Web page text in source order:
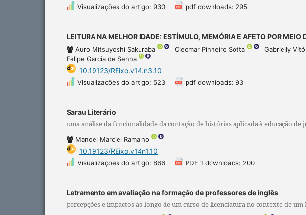
Visualizações do artigo: 930 pdf downloads: 295
LEITURA NA MELHOR IDADE: ESTÍMULO, MEMÓRIA E AFETO POR MEIO
Auro Mitsuyoshi Sakuraba Cleomar Pinheiro Sotta Gabrielly
Felipe Garcia de Senna
10.19123/REixo.v14.n3.10
Visualizações do artigo: 523 pdf downloads: 93
Sarau Literário
uma análise da funcionalidade da contação de histórias aplicada à educação de
Manoel Marciel Ramalho
10.19123/REixo.v14n1.10
Visualizações do artigo: 866 PDF 1 downloads: 200
Letramento em avaliação na formação de professores de inglês
percepções e impactos ao longo de um curso de licenciatura no contexto de